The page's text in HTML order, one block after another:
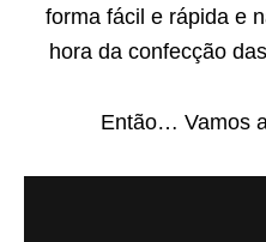
forma fácil e rápida e
hora da confecção
Então… Vamos